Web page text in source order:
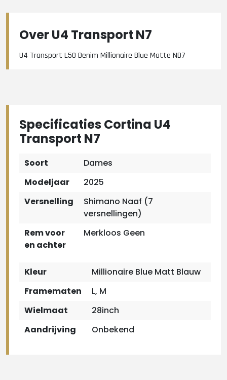
Over U4 Transport N7
U4 Transport L50 Denim Millionaire Blue Matte ND7
Specificaties Cortina U4
Transport N7
Soort
Dames
Modeljaar
2025
Versnelling
Shimano Naaf (7
versnellingen)
Rem voor
en achter
Merkloos Geen
Kleur
Millionaire Blue Matt Blauw
Framematen
L, M
Wielmaat
28inch
Aandrijving
Onbekend